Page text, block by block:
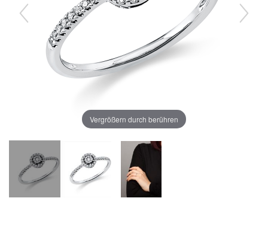
Vergrößern durch berühren